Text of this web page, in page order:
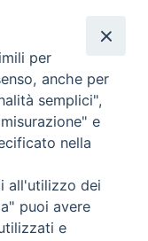
per
anche per
semplici",
e
nella
all'utilizzo dei
puoi avere
e